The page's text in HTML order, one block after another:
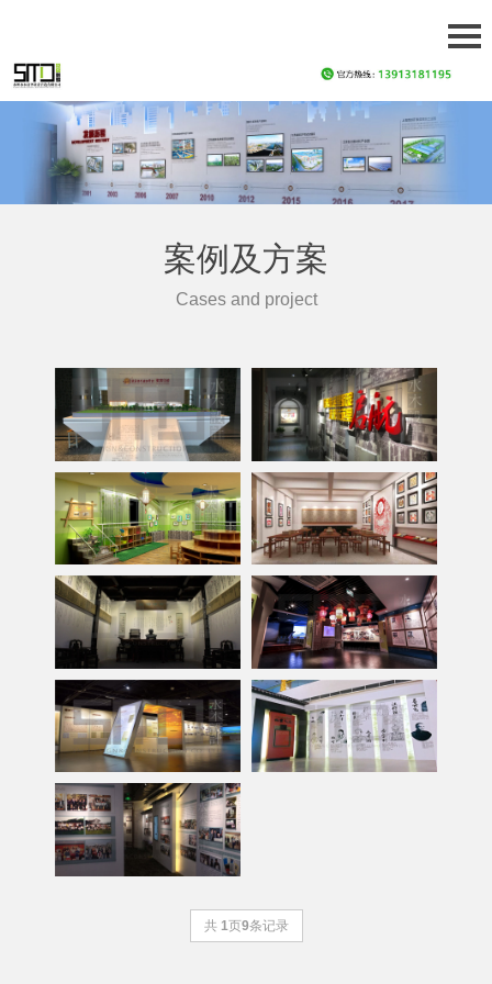
案例及方案
Cases and project
共 1页9条记录